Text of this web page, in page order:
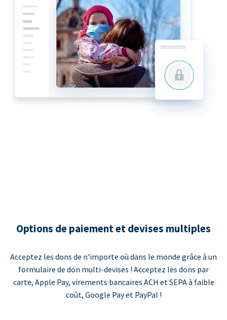
Options de paiement et devises multiples
Acceptez les dons de n'importe où dans le monde grâce à un
formulaire de don multi-devises ! Acceptez les dons par
carte, Apple Pay, virements bancaires ACH et SEPA à faible
coût, Google Pay et PayPal !